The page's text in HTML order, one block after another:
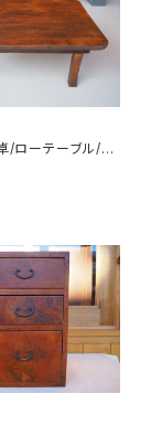
/ローテーブル/N